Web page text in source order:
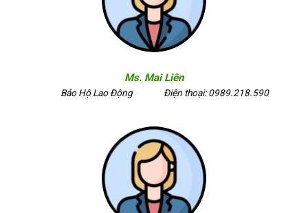
Ms. Mai Liên
Bảo Hộ Lao Động Điện thoại: 0989.218.590